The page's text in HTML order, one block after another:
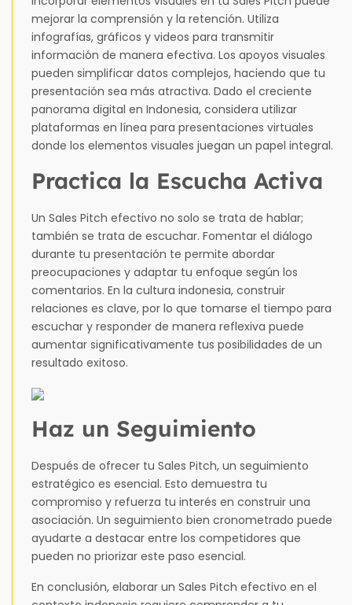
mejorar la comprensión y la retención. Utiliza
infografías, gráficos y videos para transmitir
información de manera efectiva. Los apoyos visuales
pueden simplificar datos complejos, haciendo que tu
presentación sea más atractiva. Dado el creciente
panorama digital en Indonesia, considera utilizar
plataformas en línea para presentaciones virtuales
donde los elementos visuales juegan un papel integral.
Practica la Escucha Activa
Un Sales Pitch efectivo no solo se trata de hablar;
también se trata de escuchar. Fomentar el diálogo
durante tu presentación te permite abordar
preocupaciones y adaptar tu enfoque según los
comentarios. En la cultura indonesia, construir
relaciones es clave, por lo que tomarse el tiempo para
escuchar y responder de manera reflexiva puede
aumentar significativamente tus posibilidades de un
resultado exitoso.
Haz un Seguimiento
Después de ofrecer tu Sales Pitch, un seguimiento
estratégico es esencial. Esto demuestra tu
compromiso y refuerza tu interés en construir una
asociación. Un seguimiento bien cronometrado puede
ayudarte a destacar entre los competidores que
pueden no priorizar este paso esencial.
En conclusión, elaborar un Sales Pitch efectivo en el